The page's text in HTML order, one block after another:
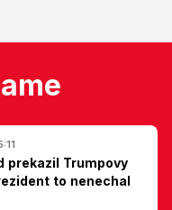
prekazil Trumpovy
to nenechal